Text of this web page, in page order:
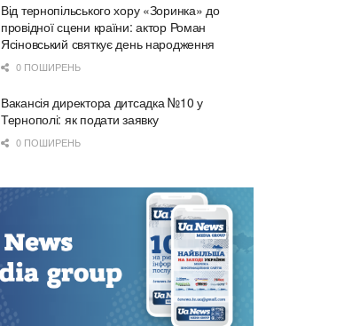
Від тернопільського хору «Зоринка» до
провідної сцени країни: актор Роман
Ясіновський святкує день народження
0 ПОШИРЕНЬ
Вакансія директора дитсадка №10 у
Тернополі: як подати заявку
0 ПОШИРЕНЬ